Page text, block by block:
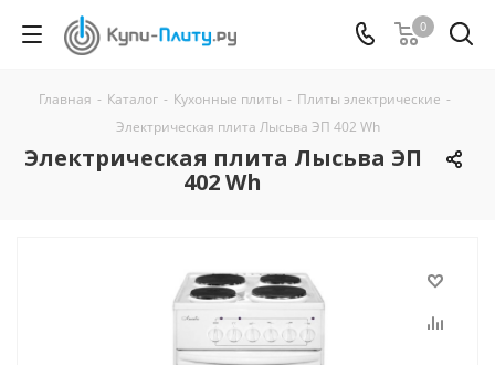
0
Главная - Каталог - Кухонные плиты - Плиты электрические -
Электрическая плита Лысьва ЭП 402 Wh
Электрическая плита Лысьва ЭП
402 Wh